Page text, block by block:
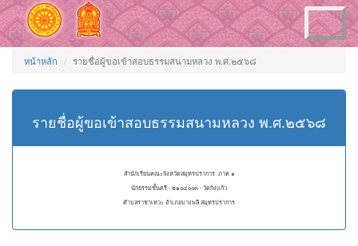
Toggle
navigation
หน้าหลัก รายชื่อผู้ขอเข้าสอบธรรมสนามหลวง พ.ศ.๒๕๖๘
รายชื่อผู้ขอเข้าสอบธรรมสนามหลวง พ.ศ.๒๕๖๘
สำนักเรียนคณะจังหวัดสมุทรปราการ ภาค ๑
นักธรรมชั้นตรี - ๒๑๐๔๐๐๓ - วัดกิ่งแก้ว
ตำบลราชาเทวะ อำเภอบางพลี สมุทรปราการ